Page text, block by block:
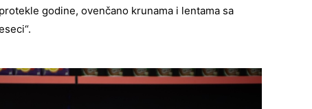
godine, ovenčano krunama i lentama sa